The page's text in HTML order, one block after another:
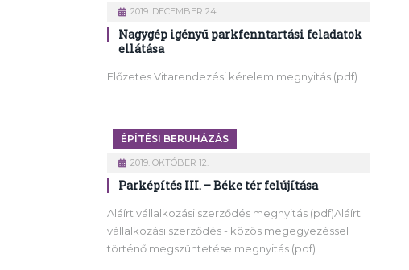
2019. DECEMBER 24.
Nagygép igényű parkfenntartási feladatok
ellátása
Előzetes Vitarendezési kérelem megnyitás (pdf)
ÉPÍTÉSI BERUHÁZÁS
2019. OKTÓBER 12.
Parképítés III. – Béke tér felújítása
Aláírt vállalkozási szerződés megnyitás (pdf)Aláírt
vállalkozási szerződés - közös megegyezéssel
történő megszüntetése megnyitás (pdf)